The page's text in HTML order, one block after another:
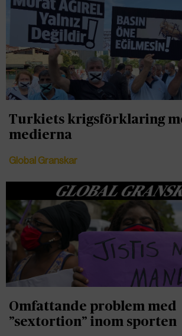
Turkiets krigsförklaring
medierna
Global Granskar
Omfattande problem med
”sextortion” inom sporten